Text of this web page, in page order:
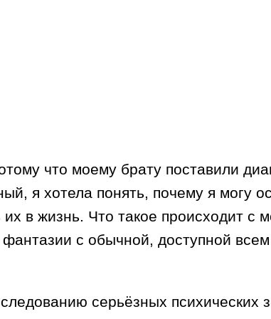
что моему брату поставили
я хотела понять, почему я могу
в жизнь. Что такое происходит с
с обычной, доступной
серьёзных психических